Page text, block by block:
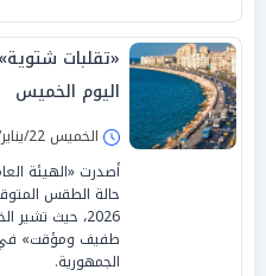
«تقلبات
اليوم الخميس
الخميس 22/يناير/2026 - 01:09 ص
أصدرت «الهيئة
2026، حيث
طفيف ومؤقت» في
الجمهورية.